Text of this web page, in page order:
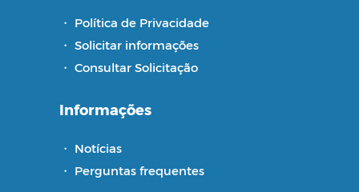
・ Política de Privacidade
・ Solicitar informações
・ Consultar Solicitação
Informações
・ Notícias
・ Perguntas frequentes